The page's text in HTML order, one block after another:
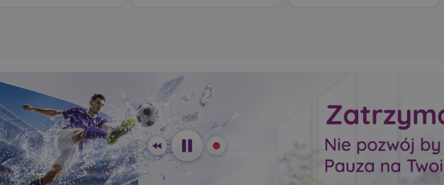
punkt dostępowy Access Point
urządzenie rozszerzające
zasięg Mesh
repeater lub bridge
Porty Ethernet automatycznie
wykrywają, czy mają działać
jako LAN czy jako WAN.
główny router Wi‑Fi
punkt dostępowy Access Point
zasięg Mesh
repeater lub bridge
Porty Ethernet automatycznie
wykrywają, czy mają działać
punkt dostępowy
urządzenie
zasięg Mesh
repeater lub bridge
Porty Ethernet
wykrywają, czy mają
jako LAN czy jako